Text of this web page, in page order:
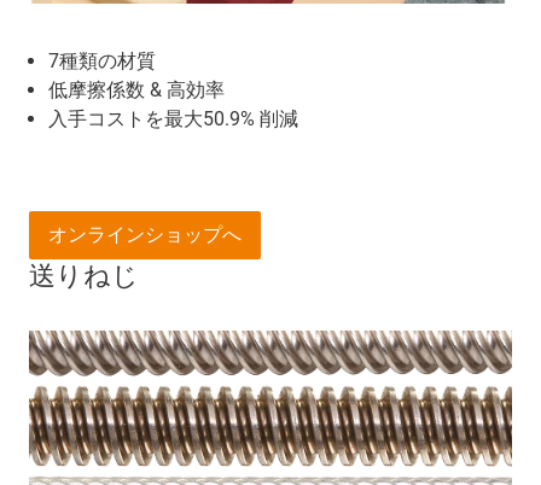
7種類の材質
低摩擦係数 & 高効率
入手コストを最大50.9% 削減
送りねじ
オンラインショップへ